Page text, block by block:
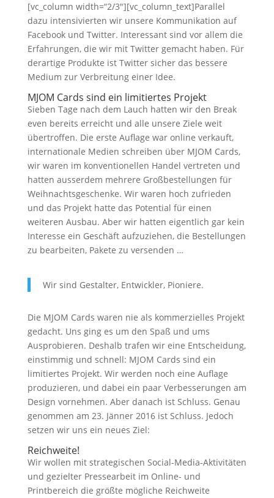
[vc_column width=“2/3″][vc_column_text]Parallel
dazu intensivierten wir unsere Kommunikation auf
Facebook und Twitter. Interessant sind vor allem die
Erfahrungen, die wir mit Twitter gemacht haben. Für
derartige Produkte ist Twitter sicher das bessere
Medium zur Verbreitung einer Idee.
MJOM Cards sind ein limitiertes Projekt
Sieben Tage nach dem Lauch hatten wir den Break
even bereits erreicht und alle unsere Ziele weit
übertroffen. Die erste Auflage war online verkauft,
internationale Medien schreiben über MJOM Cards,
wir waren im konventionellen Handel vertreten und
hatten ausserdem mehrere Großbestellungen für
Weihnachtsgeschenke. Wir waren hoch zufrieden
und das Projekt hatte das Potential für einen
weiteren Ausbau. Aber wir hatten eigentlich gar kein
Interesse ein Geschäft aufzuziehen, die Bestellungen
zu bearbeiten, Pakete zu versenden …
Wir sind Gestalter, Entwickler, Pioniere.
Die MJOM Cards waren nie als kommerzielles Projekt
gedacht. Uns ging es um den Spaß und ums
Ausprobieren. Deshalb trafen wir eine Entscheidung,
einstimmig und schnell: MJOM Cards sind ein
limitiertes Projekt. Wir werden noch eine Auflage
produzieren, und dabei ein paar Verbesserungen am
Design vornehmen. Aber danach ist Schluss. Genau
genommen am 23. Jänner 2016 ist Schluss. Jedoch
setzen wir uns ein neues Ziel:
Reichweite!
Wir wollen mit strategischen Social-Media-Aktivitäten
und gezielter Pressearbeit im Online- und
Printbereich die größte mögliche Reichweite